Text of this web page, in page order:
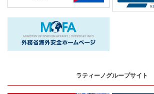
ラティーノグループサイト